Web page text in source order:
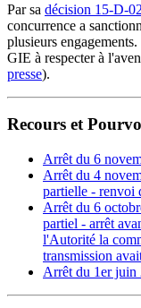
Par sa décision 15-D-02
concurrence a
plusieurs
GIE à respecter à
presse).
Recours et
Arrêt du 6
Arrêt du 4
partielle - renvoi
Arrêt du 6
partiel - arrêt
l'Autorité la
transmission
Arrêt du 1er juin